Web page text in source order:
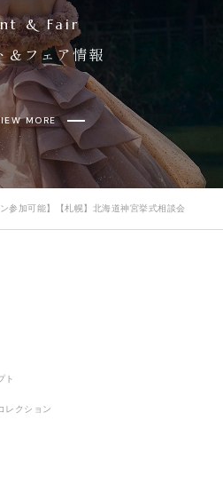
& Fair
＆フェア情報
MORE
ン参加可能】【札幌】北海道神宮挙式相談会
ト
レクション